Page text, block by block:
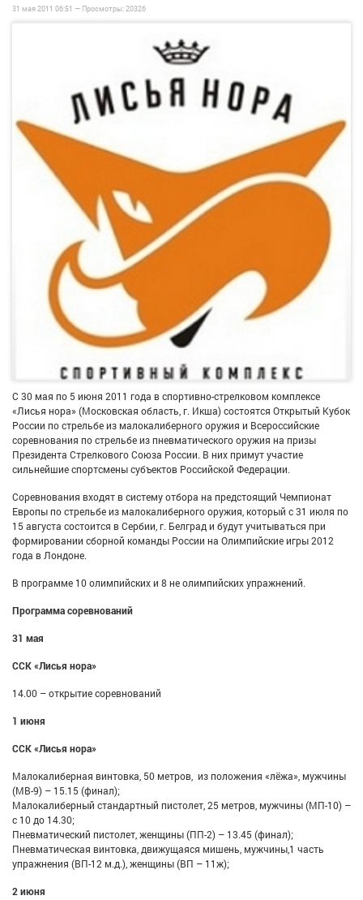
31 мая 2011 06:51 — Просмотры:20326
С 30 мая по 5 июня 2011 года в спортивно-стрелковом комплексе
«Лисья нора» (Московская область, г. Икша) состоятся Открытый Кубок
России по стрельбе из малокалиберного оружия и Всероссийские
соревнования по стрельбе из пневматического оружия на призы
Президента Стрелкового Союза России. В них примут участие
сильнейшие спортсмены субъектов Российской Федерации.
Соревнования входят в систему отбора на предстоящий Чемпионат
Европы по стрельбе из малокалиберного оружия, который с 31 июля по
15 августа состоится в Сербии, г. Белград и будут учитываться при
формировании сборной команды России на Олимпийские игры 2012
года в Лондоне.
В программе 10 олимпийских и 8 не олимпийских упражнений.
Программа соревнований
31 мая
ССК «Лисья нора»
14.00 – открытие соревнований
1 июня
ССК «Лисья нора»
Малокалиберная винтовка, 50 метров, из положения «лёжа», мужчины
(МВ-9) – 15.15 (финал);
Малокалиберный стандартный пистолет, 25 метров, мужчины (МП-10) –
с 10 до 14.30;
Пневматический пистолет, женщины (ПП-2) – 13.45 (финал);
Пневматическая винтовка, движущаяся мишень, мужчины,1 часть
упражнения (ВП-12 м.д.), женщины (ВП – 11ж);
2 июня